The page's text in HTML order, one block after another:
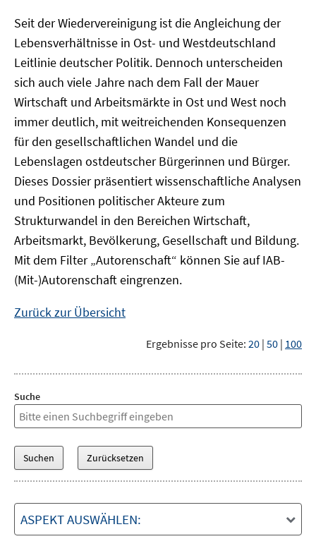
Seit der Wiedervereinigung ist die Angleichung der
Lebensverhältnisse in Ost- und Westdeutschland
Leitlinie deutscher Politik. Dennoch unterscheiden
sich auch viele Jahre nach dem Fall der Mauer
Wirtschaft und Arbeitsmärkte in Ost und West noch
immer deutlich, mit weitreichenden Konsequenzen
für den gesellschaftlichen Wandel und die
Lebenslagen ostdeutscher Bürgerinnen und Bürger.
Dieses Dossier präsentiert wissenschaftliche Analysen
und Positionen politischer Akteure zum
Strukturwandel in den Bereichen Wirtschaft,
Arbeitsmarkt, Bevölkerung, Gesellschaft und Bildung.
Mit dem Filter „Autorenschaft“ können Sie auf IAB-
(Mit-)Autorenschaft eingrenzen.
Zurück zur Übersicht
Ergebnisse pro Seite: 20 | 50 | 100
Suche
ASPEKT AUSWÄHLEN: